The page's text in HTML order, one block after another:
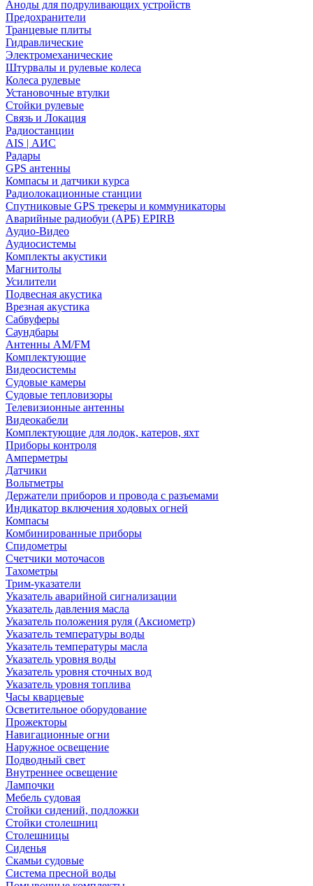
Аноды для подруливающих устройств
Предохранители
Транцевые плиты
Гидравлические
Электромеханические
Штурвалы и рулевые колеса
Колеса рулевые
Установочные втулки
Стойки рулевые
Связь и Локация
Радиостанции
AIS | АИС
Радары
GPS антенны
Компасы и датчики курса
Радиолокационные станции
Спутниковые GPS трекеры и коммуникаторы
Аварийные радиобуи (АРБ) EPIRB
Аудио-Видео
Аудиосистемы
Комплекты акустики
Магнитолы
Усилители
Подвесная акустика
Врезная акустика
Сабвуферы
Саундбары
Антенны AM/FM
Комплектующие
Видеосистемы
Судовые камеры
Cудовые тепловизоры
Телевизионные антенны
Видеокабели
Комплектующие для лодок, катеров, яхт
Приборы контроля
Амперметры
Датчики
Вольтметры
Держатели приборов и провода с разъемами
Индикатор включения ходовых огней
Компасы
Комбинированные приборы
Спидометры
Счетчики моточасов
Тахометры
Трим-указатели
Указатель аварийной сигнализации
Указатель давления масла
Указатель положения руля (Аксиометр)
Указатель температуры воды
Указатель температуры масла
Указатель уровня воды
Указатель уровня сточных вод
Указатель уровня топлива
Часы кварцевые
Осветительное оборудование
Прожекторы
Навигационные огни
Наружное освещение
Подводный свет
Внутреннее освещение
Лампочки
Мебель судовая
Стойки сидений, подложки
Стойки столешниц
Столешницы
Сиденья
Скамьи судовые
Система пресной воды